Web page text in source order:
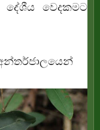
වෙදකමට